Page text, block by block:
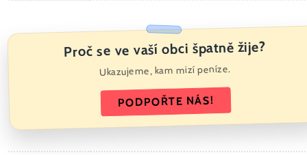
Proč se ve vaší obci špatně žije?
Ukazujeme, kam mizí peníze.
PODPOŘTE NÁS!